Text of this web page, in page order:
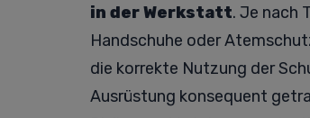
in der Werkstatt. Je nach
Handschuhe oder
die korrekte Nutzung der
Ausrüstung konsequent